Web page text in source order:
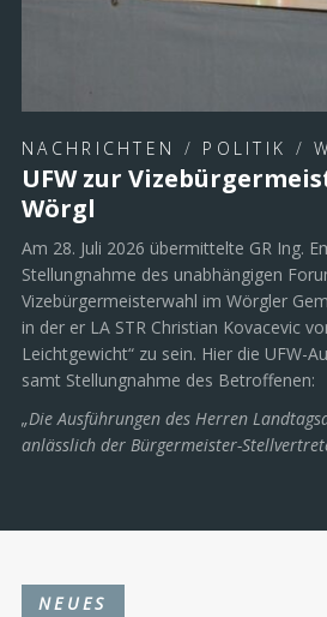
NACHRICHTEN / POLITIK /
UFW zur
Wörgl
Am 28. Juli 2026 übermittelte GR Ing.
Stellungnahme des unabhängigen
Vizebürgermeisterwahl im Wörgler
in der er LA STR Christian Kovacevic
Leichtgewicht“ zu sein. Hier die UFW-
samt Stellungnahme des Betroffenen:
„Die Ausführungen des Herren
anlässlich der Bürgermeister-
NEUES